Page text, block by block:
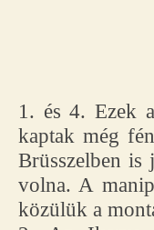
1. és 4. Ezek
kaptak még
Brüsszelben is
volna. A
közülük a